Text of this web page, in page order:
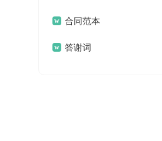
合同范本
答谢词